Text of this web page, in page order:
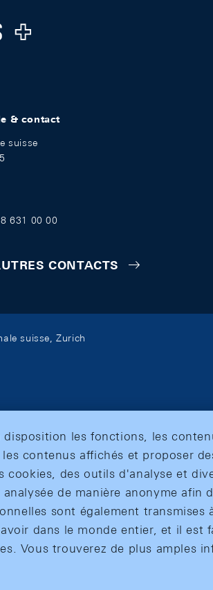
& contact
suisse
631 00 00
CONTACTS
suisse, Zurich
disposition les fonctions, les
contenus affichés et proposer
cookies, des outils d'analyse et
de manière anonyme afin
sont également transmises
dans le monde entier, et il est
Vous trouverez de plus amples